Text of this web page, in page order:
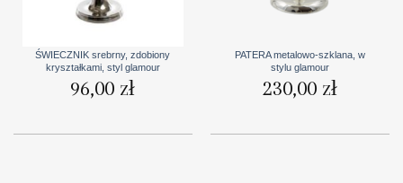
ŚWIECZNIK srebrny, zdobiony
kryształkami, styl glamour
96,00 zł
PATERA metalowo-szklana, w
stylu glamour
230,00 zł